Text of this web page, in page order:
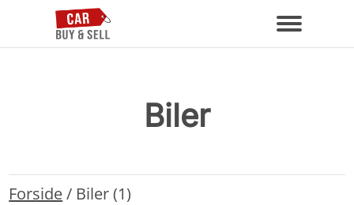
Biler
Forside/ Biler (1)